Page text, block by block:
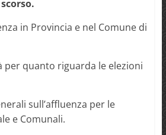
in Provincia e nel Comune di
per quanto riguarda le elezioni
sull’affluenza per le
e Comunali.